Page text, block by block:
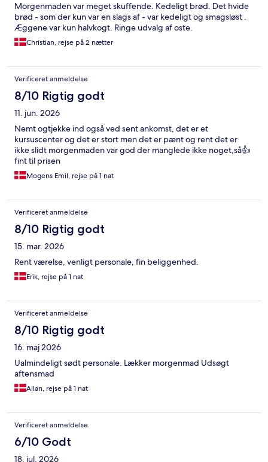
Morgenmaden var meget skuffende. Kedeligt brød. Det hvide
brød - som der kun var en slags af - var kedeligt og smagsløst .
Æggene var kun halvkogt. Ringe udvalg af oste.
Christian, rejse på 2 nætter
Verificeret anmeldelse
8/10 Rigtig godt
11. jun. 2026
Nemt ogtjekke ind også ved sent ankomst, det er et
kursuscenter og det er stort men det er pænt og rent det er
ikke slidt morgenmaden var god der manglede ikke noget,så👍
fint til prisen
Mogens Emil, rejse på 1 nat
Verificeret anmeldelse
8/10 Rigtig godt
15. mar. 2026
Rent værelse, venligt personale, fin beliggenhed.
Erik, rejse på 1 nat
Verificeret anmeldelse
8/10 Rigtig godt
16. maj 2026
Ualmindeligt sødt personale. Lækker morgenmad Udsøgt
aftensmad
Allan, rejse på 1 nat
Verificeret anmeldelse
6/10 Godt
18. jul. 2026